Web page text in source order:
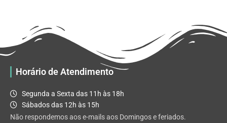
Horário de Atendimento
Segunda a Sexta das 11h às 18h
Sábados das 12h às 15h
Não respondemos aos e-mails aos Domingos e feriados.